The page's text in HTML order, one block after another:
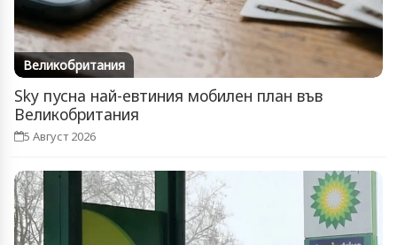
Великобритания
Sky пусна най-евтиния мобилен план във
Великобритания
5 Август 2026